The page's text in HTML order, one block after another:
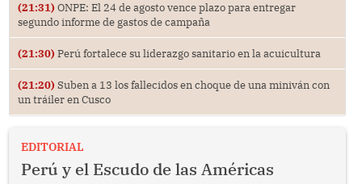
(21:31) ONPE: El 24 de agosto vence plazo para entregar
segundo informe de gastos de campaña
(21:30) Perú fortalece su liderazgo sanitario en la acuicultura
(21:20) Suben a 13 los fallecidos en choque de una miniván con
un tráiler en Cusco
EDITORIAL
Perú y el Escudo de las Américas